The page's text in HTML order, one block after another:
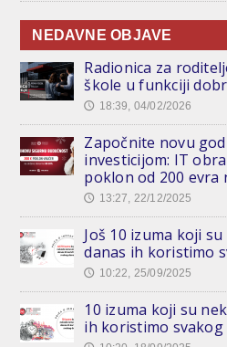
NEDAVNE OBJAVE
Radionica za
škole u funkciji
🕔 18:39, 04/02/2026
Započnite novu
investicijom: IT
poklon od 200 evra
🕔 13:27, 22/12/2025
Još 10 izuma koji
danas ih koristimo
🕔 10:22, 25/09/2025
10 izuma koji su
ih koristimo svakog